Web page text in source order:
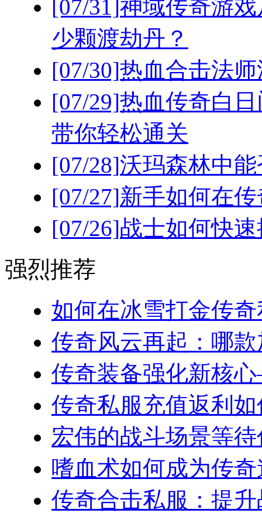
[07/31] 神域传奇游
少颗渡劫丹？
[07/30]热血合击法
[07/29]热血传奇白
带你轻松通关
[07/28]沃玛森林中
[07/27]新手如何在
[07/26]战士如何快
强烈推荐
如何在冰雪打金传
传奇风云再起：哪
传奇装备强化新核
传奇私服充值返利
宏伟的战斗场景等
嗜血术如何成为传
传奇合击私服：提